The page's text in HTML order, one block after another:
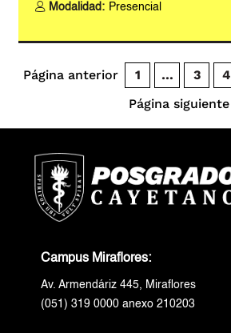
Modalidad: Presencial
Página anterior 1 … 3 4
Página siguiente
Campus Miraflores:
Av. Armendáriz 445, Miraflores
(051) 319 0000 anexo 210203